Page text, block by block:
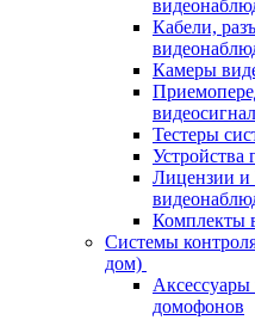
Кабели,
Камеры
Тестеры
Устройства
Лицензии и
Комплекты
Системы
дом)
домофонов